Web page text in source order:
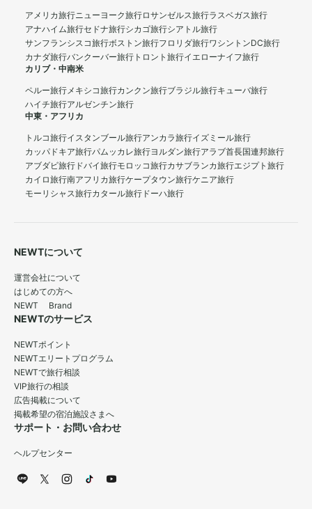
アメリカ旅行ニューヨーク旅行ロサンゼルス旅行ラスベガス旅行
アナハイム旅行セドナ旅行シカゴ旅行シアトル旅行
サンフランシスコ旅行ボストン旅行フロリダ旅行ワシントンDC旅行
カナダ旅行バンクーバー旅行 トロント旅行イエローナイフ旅行
カリブ・中南米
ペルー旅行メキシコ旅行カンクン旅行ブラジル旅行キューバ旅行
ハイチ旅行アルゼンチン旅行
中東・アフリカ
トルコ旅行イスタンブール旅行アンカラ旅行イズミール旅行
カッパドキア旅行パムッカレ旅行ヨルダン旅行アラブ首長国連邦旅行
アブダビ旅行 ドバイ旅行モロッコ旅行カサブランカ旅行エジプト旅行
カイロ旅行南アフリカ旅行ケープタウン旅行ケニア旅行
モーリシャス旅行カタール旅行 ドーハ旅行
NEWTについて
運営会社について
はじめての方へ
NEWT Brand
NEWTのサービス
NEWTポイント
NEWTエリートプログラム
NEWTで旅行相談
VIP旅行の相談
広告掲載について
掲載希望の宿泊施設さまへ
サポート・お問い合わせ
ヘルプセンター